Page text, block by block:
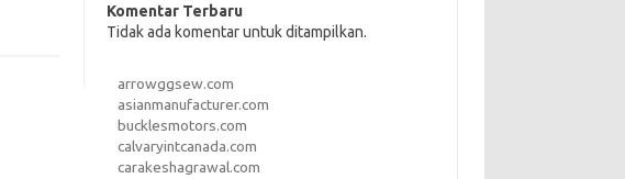
Komentar Terbaru
Tidak ada komentar untuk ditampilkan.
arrowggsew.com
asianmanufacturer.com
bucklesmotors.com
calvaryintcanada.com
carakeshagrawal.com